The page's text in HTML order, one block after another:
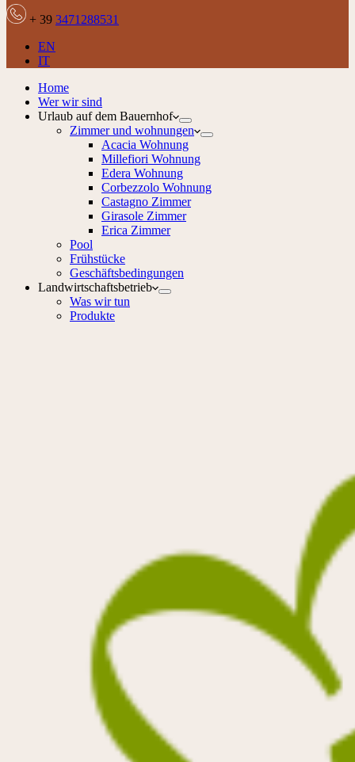
+ 39 3471288531
EN
IT
Home
Wer wir sind
Urlaub auf dem Bauernhof
Zimmer und wohnungen
Acacia Wohnung
Millefiori Wohnung
Edera Wohnung
Corbezzolo Wohnung
Castagno Zimmer
Girasole Zimmer
Erica Zimmer
Pool
Frühstücke
Geschäftsbedingungen
Landwirtschaftsbetrieb
Was wir tun
Produkte